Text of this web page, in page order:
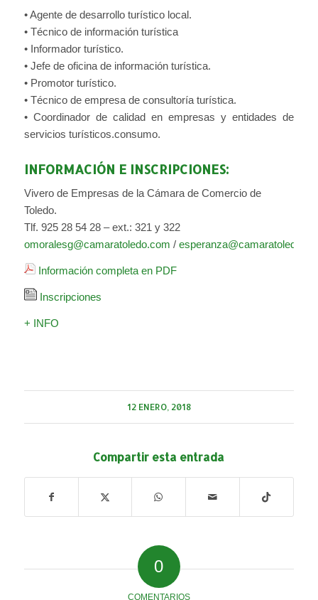
• Agente de desarrollo turístico local.
• Técnico de información turística
• Informador turístico.
• Jefe de oficina de información turística.
• Promotor turístico.
• Técnico de empresa de consultoría turística.
• Coordinador de calidad en empresas y entidades de
servicios turísticos.consumo.
INFORMACIÓN E INSCRIPCIONES:
Vivero de Empresas de la Cámara de Comercio de
Toledo.
Tlf. 925 28 54 28 – ext.: 321 y 322
omoralesg@camaratoledo.com /
Información completa en PDF
Inscripciones
+ INFO
12 ENERO, 2018
Compartir esta entrada
0
COMENTARIOS